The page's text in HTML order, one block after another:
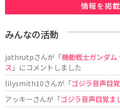
情報を掲
みんなの活動
jathrutpさんが「機動戦士ガンダム
ス 」にコメントしました
lilysmith10さんが「ゴジラ音声目
アッキーさんが「ゴジラ音声目覚ま